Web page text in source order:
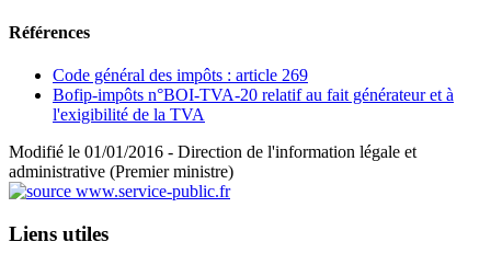
Références
Code général des impôts : article 269
Bofip-impôts n°BOI-TVA-20 relatif au fait générateur et à
l'exigibilité de la TVA
Modifié le 01/01/2016 - Direction de l'information légale et
administrative (Premier ministre)
Liens utiles